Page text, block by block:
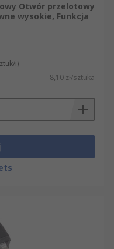
Otwór przelotowy
wysokie, Funkcja
i)
8,10 zł/sztuka